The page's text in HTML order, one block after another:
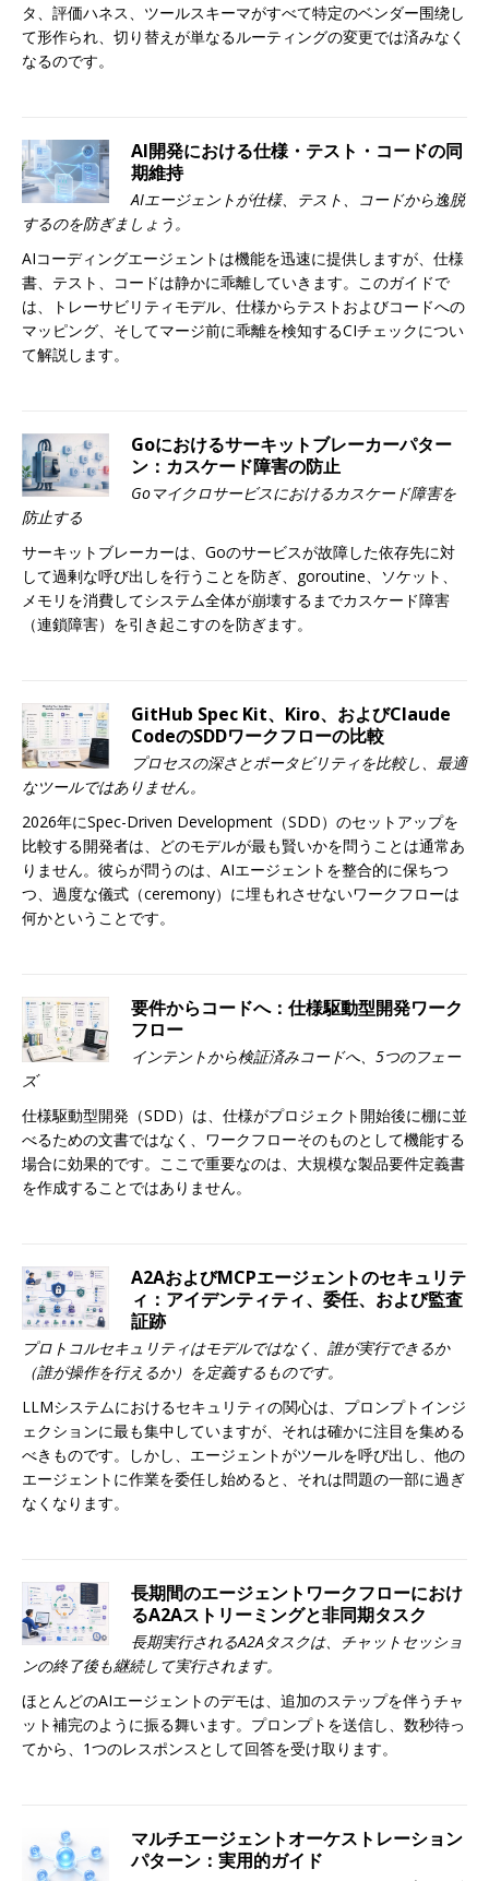
タ、評価ハネス、ツールスキーマがすべて特定のベンダー围绕し
て形作られ、切り替えが単なるルーティングの変更では済みなく
なるのです。
AI開発における仕様・テスト・コードの同
期維持
AIエージェントが仕様、テスト、コードから逸脱
するのを防ぎましょう。
AIコーディングエージェントは機能を迅速に提供しますが、仕様
書、テスト、コードは静かに乖離していきます。このガイドで
は、トレーサビリティモデル、仕様からテストおよびコードへの
マッピング、そしてマージ前に乖離を検知するCIチェックについ
て解説します。
Goにおけるサーキットブレーカーパター
ン：カスケード障害の防止
Goマイクロサービスにおけるカスケード障害を
防止する
サーキットブレーカーは、Goのサービスが故障した依存先に対
して過剰な呼び出しを行うことを防ぎ、goroutine、ソケット、
メモリを消費してシステム全体が崩壊するまでカスケード障害
（連鎖障害）を引き起こすのを防ぎます。
GitHub Spec Kit、Kiro、およびClaude
CodeのSDDワークフローの比較
プロセスの深さとポータビリティを比較し、最適
なツールではありません。
2026年にSpec-Driven Development（SDD）のセットアップを
比較する開発者は、どのモデルが最も賢いかを問うことは通常あ
りません。彼らが問うのは、AIエージェントを整合的に保ちつ
つ、過度な儀式（ceremony）に埋もれさせないワークフローは
何かということです。
要件からコードへ：仕様駆動型開発ワーク
フロー
インテントから検証済みコードへ、5つのフェー
ズ
仕様駆動型開発（SDD）は、仕様がプロジェクト開始後に棚に並
べるための文書ではなく、ワークフローそのものとして機能する
場合に効果的です。ここで重要なのは、大規模な製品要件定義書
を作成することではありません。
A2AおよびMCPエージェントのセキュリテ
ィ：アイデンティティ、委任、および監査
証跡
プロトコルセキュリティはモデルではなく、誰が実行できるか
（誰が操作を行えるか）を定義するものです。
LLMシステムにおけるセキュリティの関心は、プロンプトインジ
ェクションに最も集中していますが、それは確かに注目を集める
べきものです。しかし、エージェントがツールを呼び出し、他の
エージェントに作業を委任し始めると、それは問題の一部に過ぎ
なくなります。
長期間のエージェントワークフローにおけ
るA2Aストリーミングと非同期タスク
長期実行されるA2Aタスクは、チャットセッショ
ンの終了後も継続して実行されます。
ほとんどのAIエージェントのデモは、追加のステップを伴うチャ
ット補完のように振る舞います。プロンプトを送信し、数秒待っ
てから、1つのレスポンスとして回答を受け取ります。
マルチエージェントオーケストレーション
パターン：実用的ガイド